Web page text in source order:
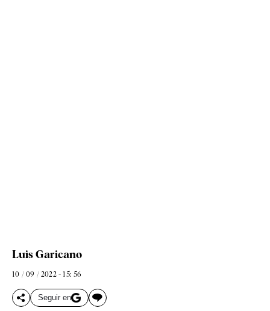
Luis Garicano
10 / 09 / 2022 - 15: 56
Seguir en